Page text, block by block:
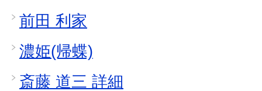
前田 利家
濃姫(帰蝶)
斎藤 道三 詳細